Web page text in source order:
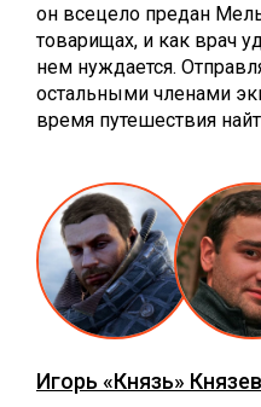
он всецело предан
товарищах, и как врач
нем нуждается.
остальными членами
время путешествия
Игорь «Князь» Князев